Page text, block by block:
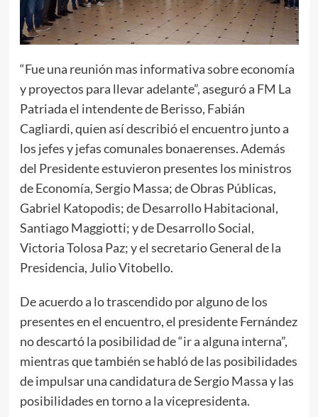
“Fue una reunión mas informativa sobre economía
y proyectos para llevar adelante”, aseguró a FM La
Patriada el intendente de Berisso, Fabián
Cagliardi, quien así describió el encuentro junto a
los jefes y jefas comunales bonaerenses. Además
del Presidente estuvieron presentes los ministros
de Economía, Sergio Massa; de Obras Públicas,
Gabriel Katopodis; de Desarrollo Habitacional,
Santiago Maggiotti; y de Desarrollo Social,
Victoria Tolosa Paz; y el secretario General de la
Presidencia, Julio Vitobello.
De acuerdo a lo trascendido por alguno de los
presentes en el encuentro, el presidente Fernández
no descartó la posibilidad de “ir a alguna interna”,
mientras que también se habló de las posibilidades
de impulsar una candidatura de Sergio Massa y las
posibilidades en torno a la vicepresidenta.